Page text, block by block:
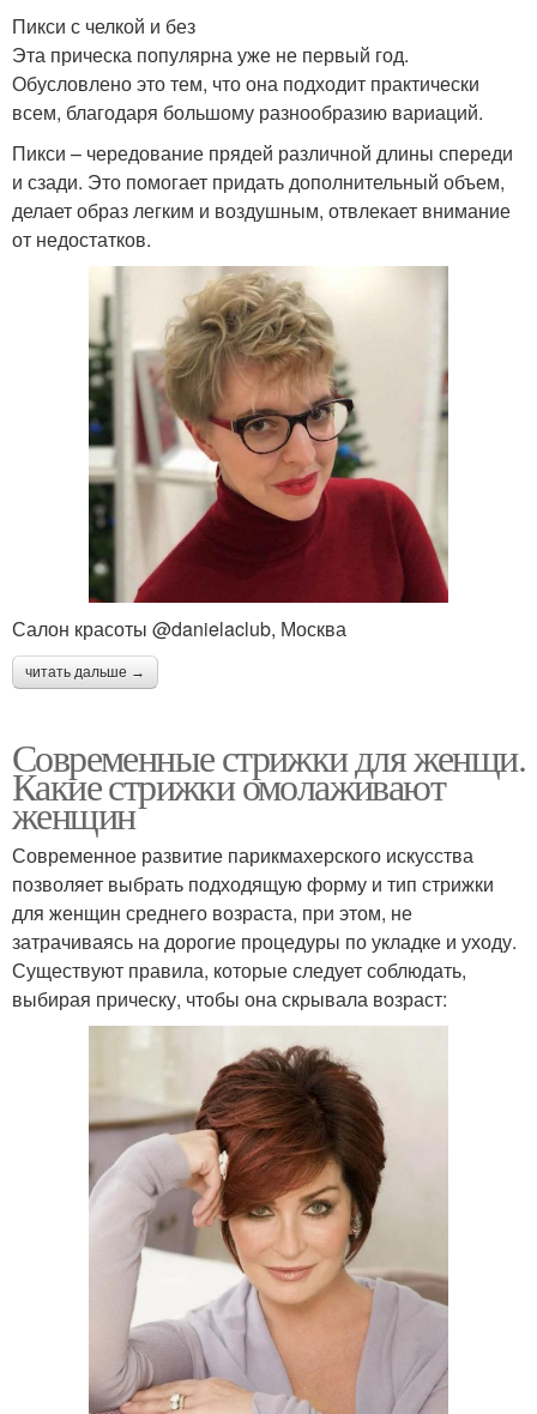
Пикси с челкой и без
Эта прическа популярна уже не первый год.
Обусловлено это тем, что она подходит практически
всем, благодаря большому разнообразию вариаций.
Пикси – чередование прядей различной длины спереди
и сзади. Это помогает придать дополнительный объем,
делает образ легким и воздушным, отвлекает внимание
от недостатков.
Салон красоты @danielaclub, Москва
читать дальше →
Современные стрижки для женщи.
Какие стрижки омолаживают
женщин
Современное развитие парикмахерского искусства
позволяет выбрать подходящую форму и тип стрижки
для женщин среднего возраста, при этом, не
затрачиваясь на дорогие процедуры по укладке и уходу.
Существуют правила, которые следует соблюдать,
выбирая прическу, чтобы она скрывала возраст: